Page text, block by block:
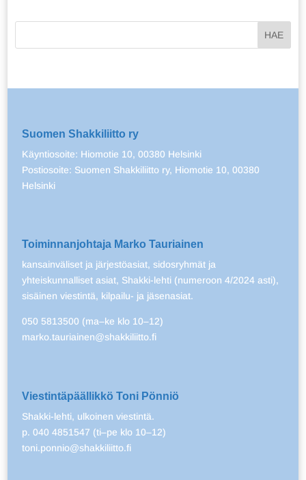
Suomen Shakkiliitto ry
Käyntiosoite: Hiomotie 10, 00380 Helsinki
Postiosoite: Suomen Shakkiliitto ry, Hiomotie 10, 00380
Helsinki
Toiminnanjohtaja Marko Tauriainen
kansainväliset ja järjestöasiat, sidosryhmät ja
yhteiskunnalliset asiat, Shakki-lehti (numeroon 4/2024 asti),
sisäinen viestintä, kilpailu- ja jäsenasiat.
050 5813500 (ma–ke klo 10–12)
marko.tauriainen@shakkiliitto.fi
Viestintäpäällikkö Toni Pönniö
Shakki-lehti, ulkoinen viestintä.
p. 040 4851547 (ti–pe klo 10–12)
toni.ponnio@shakkiliitto.fi